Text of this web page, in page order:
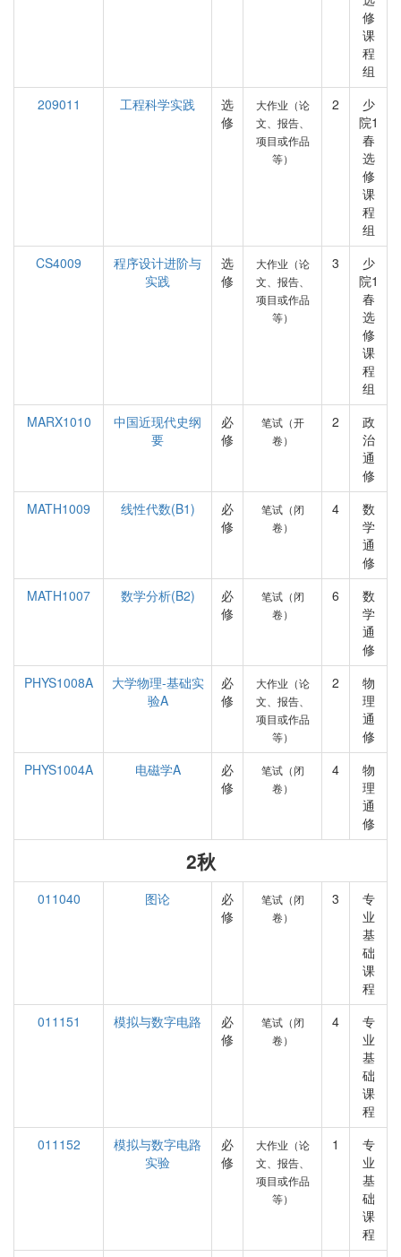
修
课
程
组
209011
工程科学实践
选
修
大作业（论
文、报告、
项目或作品
等）
2
少
院1
春
选
修
课
程
组
CS4009
程序设计进阶与
实践
选
修
大作业（论
文、报告、
项目或作品
等）
3
少
院1
春
选
修
课
程
组
MARX1010
中国近现代史纲
要
必
修
笔试（开
卷）
2
政
治
通
修
MATH1009
线性代数(B1)
必
修
笔试（闭
卷）
4
数
学
通
修
MATH1007
数学分析(B2)
必
修
笔试（闭
卷）
6
数
学
通
修
PHYS1008A
大学物理-基础实
验A
必
修
大作业（论
文、报告、
项目或作品
等）
2
物
理
通
修
PHYS1004A
电磁学A
必
修
笔试（闭
卷）
4
物
理
通
修
2秋
011040 图论
必
修
笔试（闭
卷）
3
专
业
基
础
课
程
011151
模拟与数字电路
必
修
笔试（闭
卷）
4
专
业
基
础
课
程
011152
模拟与数字电路
实验
必
修
大作业（论
文、报告、
项目或作品
等）
1
专
业
基
础
课
程